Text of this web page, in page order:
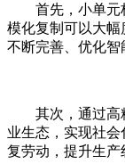
首先，小单元标
模化复制可以大
不断完善、优化智
其次，通过高精
业生态，实现社
复劳动，提升生产